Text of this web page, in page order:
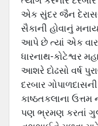
એક સુંદર જૈન
સૈકાની હોવાનું
આપે છે ત્યાં એક વાર
ધારનાથ-કોટેશ્વર
આશરે દોઢસો વર્ષ
દરબાર
કાષ્ઠતકલાના
પણ ભ્રમણ કરતાં